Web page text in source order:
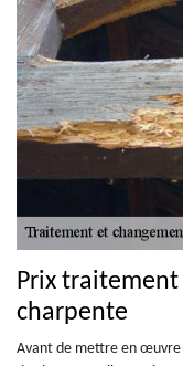
Prix
charpente
Avant de mettre en